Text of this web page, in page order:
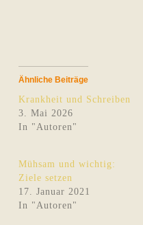
Ähnliche Beiträge
Krankheit und Schreiben
3. Mai 2026
In "Autoren"
Mühsam und wichtig:
Ziele setzen
17. Januar 2021
In "Autoren"